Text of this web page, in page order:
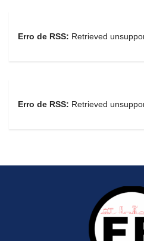
Erro de RSS: Retrieved
Erro de RSS: Retrieved